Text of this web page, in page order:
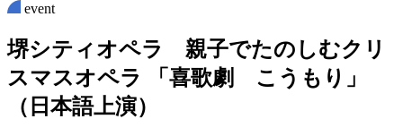
event
堺シティオペラ 親子でたの しむク リ
スマスオペラ 「 喜歌劇 こ う も り 」
（ 日 本語上演）